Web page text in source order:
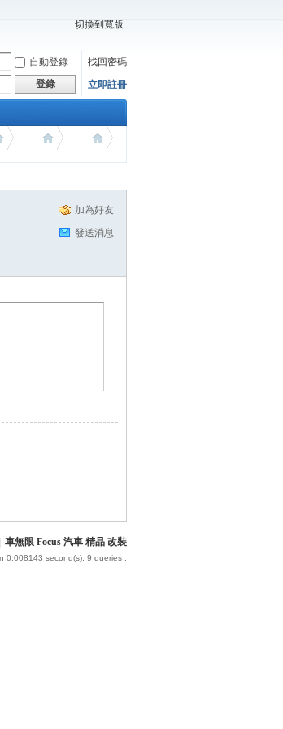
切換到寬版
自動登錄
找回密碼
登錄 立即註冊
加為好友
發送消息
車無限 Focus 汽車 精品 改裝
0.008143 second(s), 9 queries .